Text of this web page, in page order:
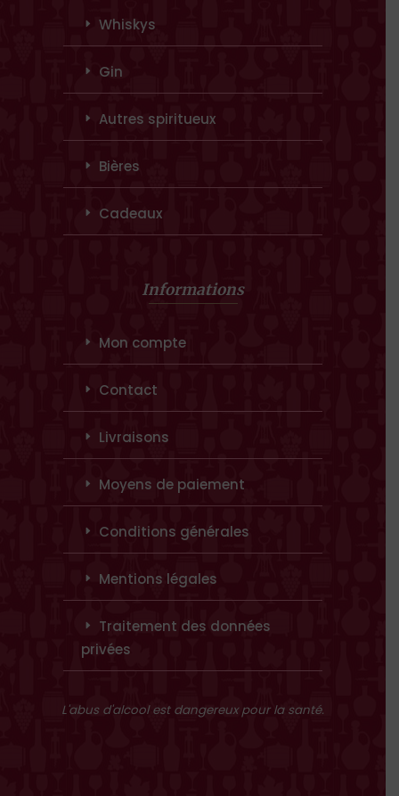
Whiskys
Gin
Autres spiritueux
Bières
Cadeaux
Informations
Mon compte
Contact
Livraisons
Moyens de paiement
Conditions générales
Mentions légales
Traitement des données
privées
L'abus d'alcool est dangereux pour la santé.